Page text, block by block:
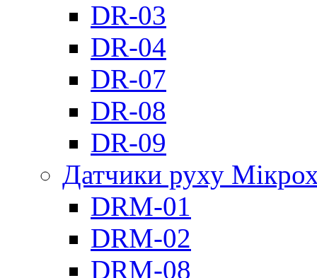
DR-03
DR-04
DR-07
DR-08
DR-09
Датчики руху
DRM-01
DRM-02
DRM-08